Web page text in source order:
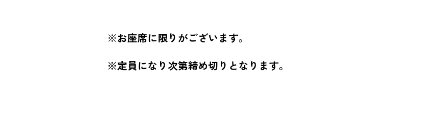
※お座席に限りがございます。
※定員になり次第締め切りとなります。